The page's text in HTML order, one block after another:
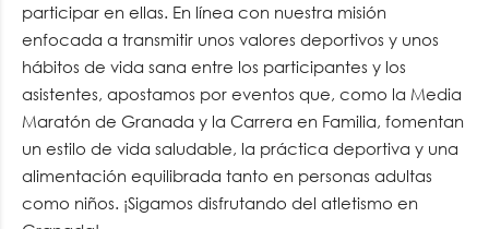
participar en ellas. En línea con nuestra misión
enfocada a transmitir unos valores deportivos y unos
hábitos de vida sana entre los participantes y los
asistentes, apostamos por eventos que, como la Media
Maratón de Granada y la Carrera en Familia, fomentan
un estilo de vida saludable, la práctica deportiva y una
alimentación equilibrada tanto en personas adultas
como niños. ¡Sigamos disfrutando del atletismo en